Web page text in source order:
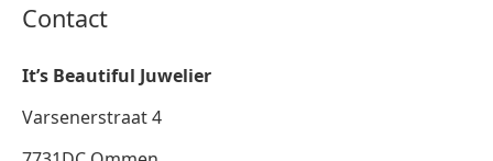
Contact
It’s Beautiful Juwelier
Varsenerstraat 4